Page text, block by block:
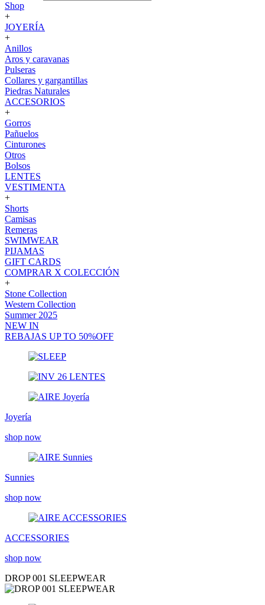
Shop
+
JOYERÍA
+
Anillos
Aros y caravanas
Pulseras
Collares y gargantillas
Piedras Naturales
ACCESORIOS
+
Gorros
Pañuelos
Cinturones
Otros
Bolsos
LENTES
VESTIMENTA
+
Shorts
Camisas
Remeras
SWIMWEAR
PIJAMAS
GIFT CARDS
COMPRAR X COLECCIÓN
+
Stone Collection
Western Collection
Summer 2025
NEW IN
REBAJAS UP TO 50%OFF
Joyería
shop now
Sunnies
shop now
ACCESSORIES
shop now
DROP 001 SLEEPWEAR